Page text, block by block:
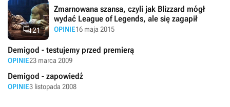
21
Zmarnowana szansa, czyli jak Blizzard mógł
wydać League of Legends, ale się zagapił
OPINIE16 maja 2015
Demigod - testujemy przed premierą
OPINIE23 marca 2009
Demigod - zapowiedź
OPINIE3 listopada 2008